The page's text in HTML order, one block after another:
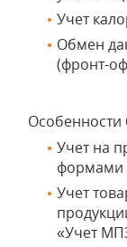
Учет
Обмен
(фронт-
Особенности
Учет на
формами
Учет
«Учет